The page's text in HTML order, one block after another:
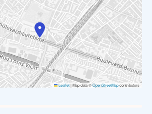
Leaflet|Map data ©OpenStreetMapcontributors